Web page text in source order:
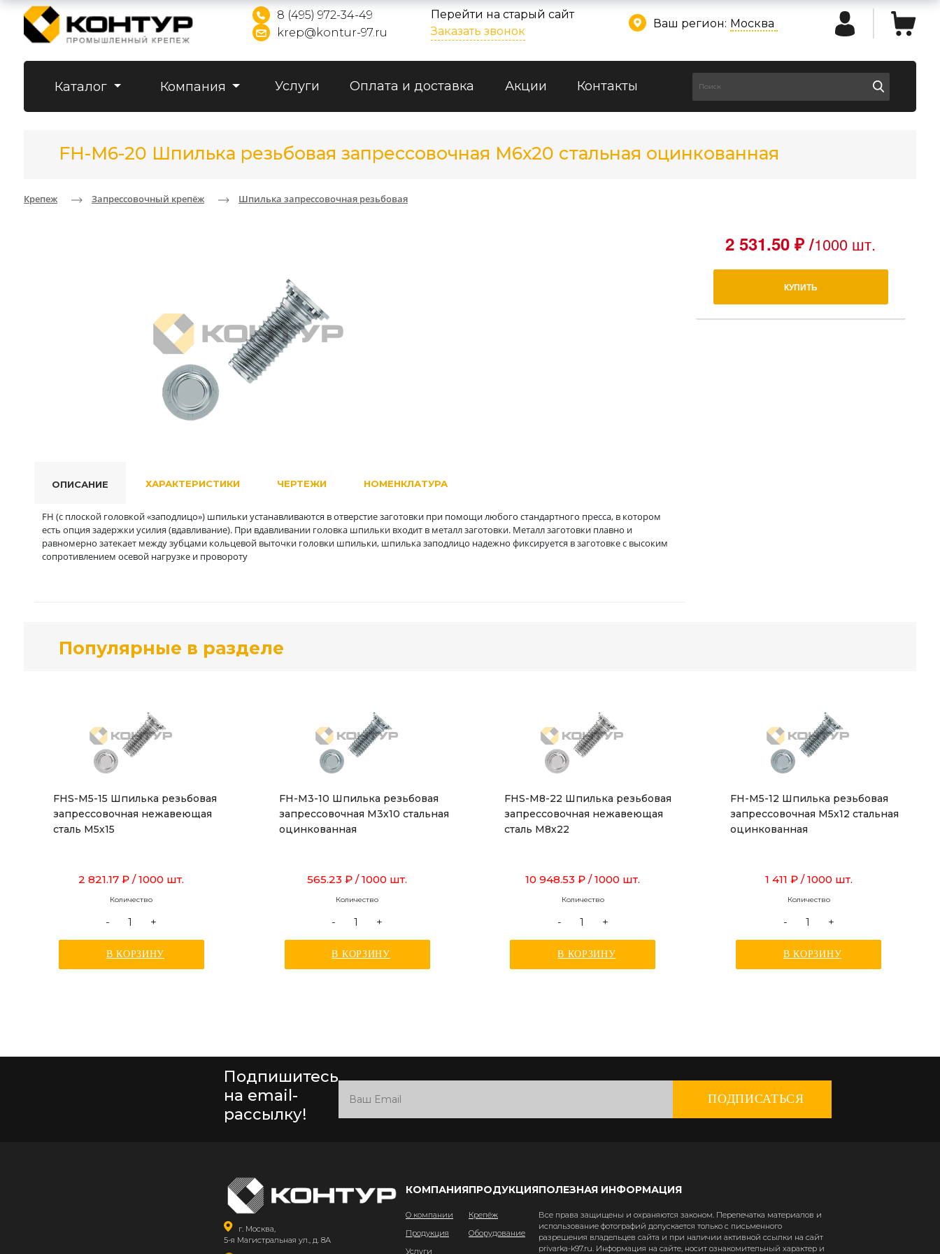
8 (495) 972-34-49
krep@kontur-97.ru
Перейти на старый сайт
Заказать звонок
Ваш регион: Москва
Каталог Компания Услуги Оплата и доставка Акции Контакты
FH-M6-20 Шпилька резьбовая запрессовочная М6х20 стальная оцинкованная
Крепеж Запрессовочный крепёж Шпилька запрессовочная резьбовая
2 531.50 ₽ /1000 шт.
КУПИТЬ
ОПИСАНИЕ
FH (с плоской головкой «заподлицо») шпильки устанавливаются в отверстие заготовки при помощи любого стандартного пресса, в котором
есть опция задержки усилия (вдавливание). При вдавливании головка шпильки входит в металл заготовки. Металл заготовки плавно и
равномерно затекает между зубцами кольцевой выточки головки шпильки, шпилька заподлицо надежно фиксируется в заготовке с высоким
сопротивлением осевой нагрузке и провороту
ХАРАКТЕРИСТИКИ ЧЕРТЕЖИ НОМЕНКЛАТУРА
Популярные в разделе
FHS-M5-15 Шпилька резьбовая
запрессовочная нежавеющая
сталь М5х15
2 821.17 ₽/ 1000 шт.
Количество
- +
В КОРЗИНУ
FH-M3-10 Шпилька резьбовая
запрессовочная М3х10 стальная
оцинкованная
565.23 ₽/ 1000 шт.
Количество
- +
В КОРЗИНУ
FHS-M8-22 Шпилька резьбовая
запрессовочная нежавеющая
сталь М8х22
10 948.53 ₽/ 1000 шт.
Количество
- +
В КОРЗИНУ
FH-M5-12 Шпилька резьбовая
запрессовочная М5х12 стальная
оцинкованная
1 411 ₽ / 1000 шт.
Количество
- +
В КОРЗИНУ
Подпишитесь
на email-
рассылку!
ПОДПИСАТЬСЯ
г. Москва,
5-я Магистральная ул., д. 8А
КОМПАНИЯ
О компании
Продукция
Услуги
ПРОДУКЦИЯ
Крепёж
Оборудование
ПОЛЕЗНАЯ ИНФОРМАЦИЯ
Все права защищены и охраняются законом. Перепечатка материалов и
использование фотографий допускается только с письменного
разрешения владельцев сайта и при наличии активной ссылки на сайт
privarka-k97.ru. Информация на сайте, носит ознакомительный характер и